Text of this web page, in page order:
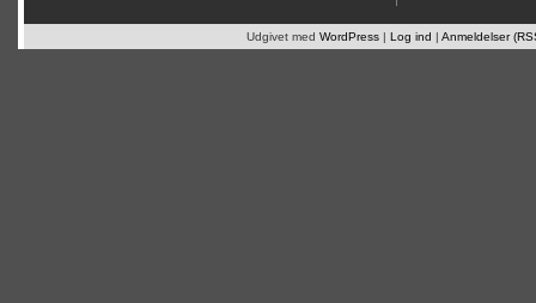
Udgivet med WordPress | Log ind | Anmeldelser